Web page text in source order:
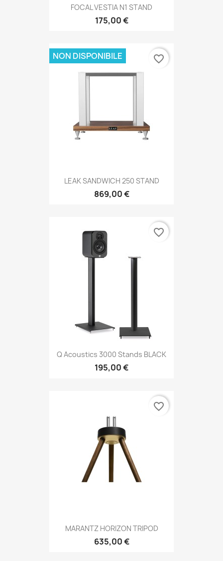
FOCAL VESTIA N1 STAND
175,00 €
LEAK SANDWICH 250 STAND
869,00 €
NON DISPONIBILE favorite_border
Q Acoustics 3000 Stands BLACK
195,00 €
favorite_border
MARANTZ HORIZON TRIPOD
635,00 €
favorite_border